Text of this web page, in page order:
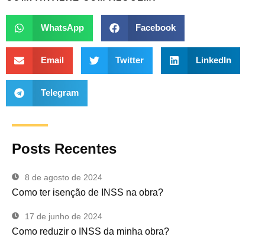
WhatsApp Facebook
Email Twitter LinkedIn
Telegram
Posts Recentes
8 de agosto de 2024
Como ter isenção de INSS na obra?
17 de junho de 2024
Como reduzir o INSS da minha obra?